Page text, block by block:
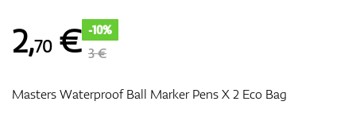
2,70€ -10%
3 €
Masters Waterproof Ball Marker Pens X 2 Eco Bag